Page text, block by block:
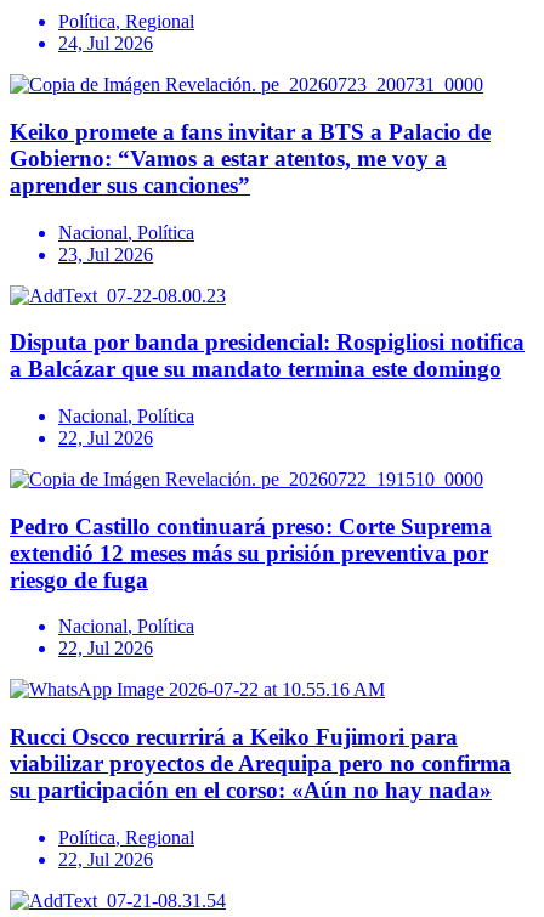
Política, Regional
24, Jul 2026
Keiko promete a fans invitar a BTS a Palacio de
Gobierno: “Vamos a estar atentos, me voy a
aprender sus canciones”
Nacional, Política
23, Jul 2026
Disputa por banda presidencial: Rospigliosi notifica
a Balcázar que su mandato termina este domingo
Nacional, Política
22, Jul 2026
Pedro Castillo continuará preso: Corte Suprema
extendió 12 meses más su prisión preventiva por
riesgo de fuga
Nacional, Política
22, Jul 2026
Rucci Oscco recurrirá a Keiko Fujimori para
viabilizar proyectos de Arequipa pero no confirma
su participación en el corso: «Aún no hay nada»
Política, Regional
22, Jul 2026